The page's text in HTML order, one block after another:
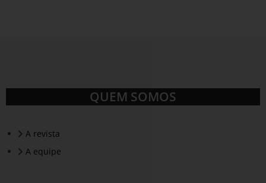
QUEM SOMOS
A revista
A equipe